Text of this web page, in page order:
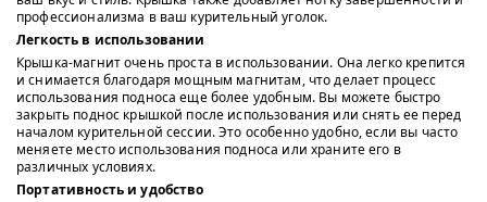
профессионализма в ваш курительный уголок.
Легкость в использовании
Крышка-магнит очень проста в использовании. Она легко крепится
и снимается благодаря мощным магнитам, что делает процесс
использования подноса еще более удобным. Вы можете быстро
закрыть поднос крышкой после использования или снять ее перед
началом курительной сессии. Это особенно удобно, если вы часто
меняете место использования подноса или храните его в
различных условиях.
Портативность и удобство